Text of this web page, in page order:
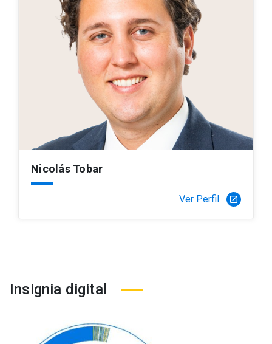
Nicolás Tobar
Ver Perfil launch
Insignia digital